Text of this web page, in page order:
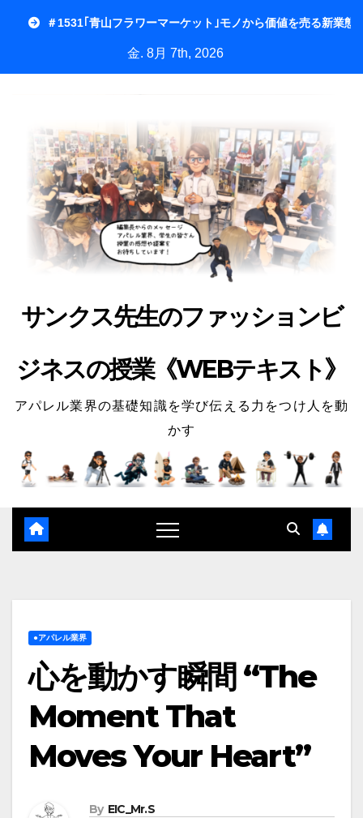
＃1531｢青山フラワーマーケット｣モノから価値を売る新業態
金. 8月 7th, 2026
サンクス先生のファッションビ
ジネスの授業《WEBテキスト》
アパレル業界の基礎知識を学び伝える力をつけ人を動
かす
●アパレル業界
心を動かす瞬間 “The
Moment That
Moves Your Heart”
By EIC_Mr.S